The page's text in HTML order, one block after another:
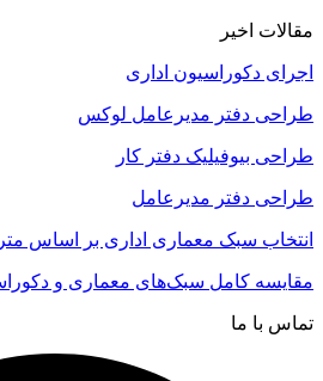
مقالات اخیر
اجرای دکوراسیون اداری
طراحی دفتر مدیرعامل لوکس
طراحی بیوفیلیک دفتر کار
طراحی دفتر مدیرعامل
انتخاب سبک معماری اداری بر اساس
مقایسه کامل سبک‌های معماری و
تماس با ما